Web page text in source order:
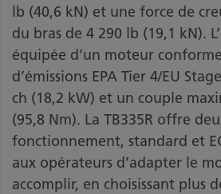
lb (40,6 kN) et une force de
du bras de 4 290 lb (19,1 kN).
équipée d’un moteur
d’émissions EPA Tier 4/EU
ch (18,2 kW) et un couple
(95,8 Nm). La TB335R offre
fonctionnement, standard et
aux opérateurs d’adapter le
accomplir, en choisissant plus